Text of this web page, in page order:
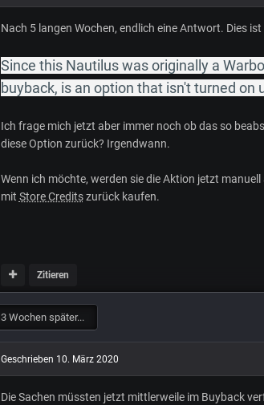
Nach 5 langen Wochen, endlich eine Antwort. Dies
Since this Nautilus was originally a
buyback, is an option that isn't turned on
Ich frage mich jetzt aber immer noch ob das so
diese Option zurück? Irgendwann.
Wenn ich möchte, werden sie die Aktion jetzt
mit Store Creditszurück kaufen.
Zitieren
3 Wochen später...
Geschrieben 10. März 2020
Die Sachen müssten jetzt mittlerweile im Buyback